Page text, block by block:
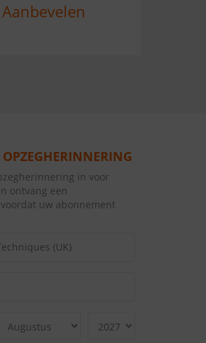
Aanbevelen
in voor
ontvang een
uw abonnement